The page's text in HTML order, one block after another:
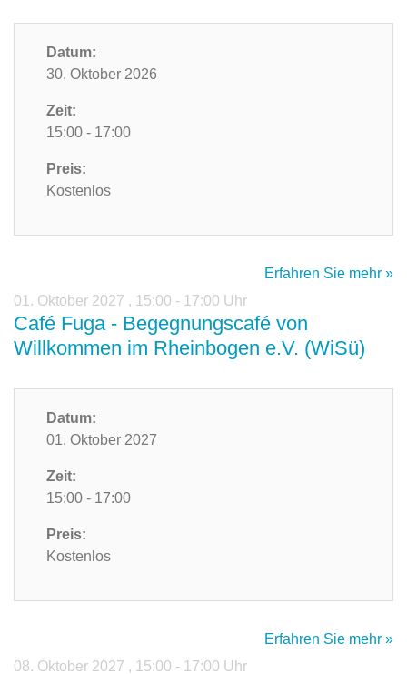
Datum:
30. Oktober 2026
Zeit:
15:00 - 17:00
Preis:
Kostenlos
Erfahren Sie mehr »
01. Oktober 2027 , 15:00 - 17:00 Uhr
Café Fuga - Begegnungscafé von
Willkommen im Rheinbogen e.V. (WiSü)
Datum:
01. Oktober 2027
Zeit:
15:00 - 17:00
Preis:
Kostenlos
Erfahren Sie mehr »
08. Oktober 2027 , 15:00 - 17:00 Uhr